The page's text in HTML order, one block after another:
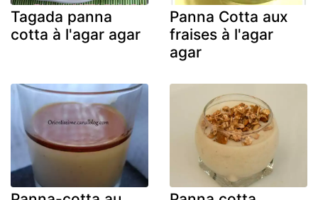
Tagada panna
cotta à l'agar agar
Panna Cotta aux
fraises à l'agar
agar